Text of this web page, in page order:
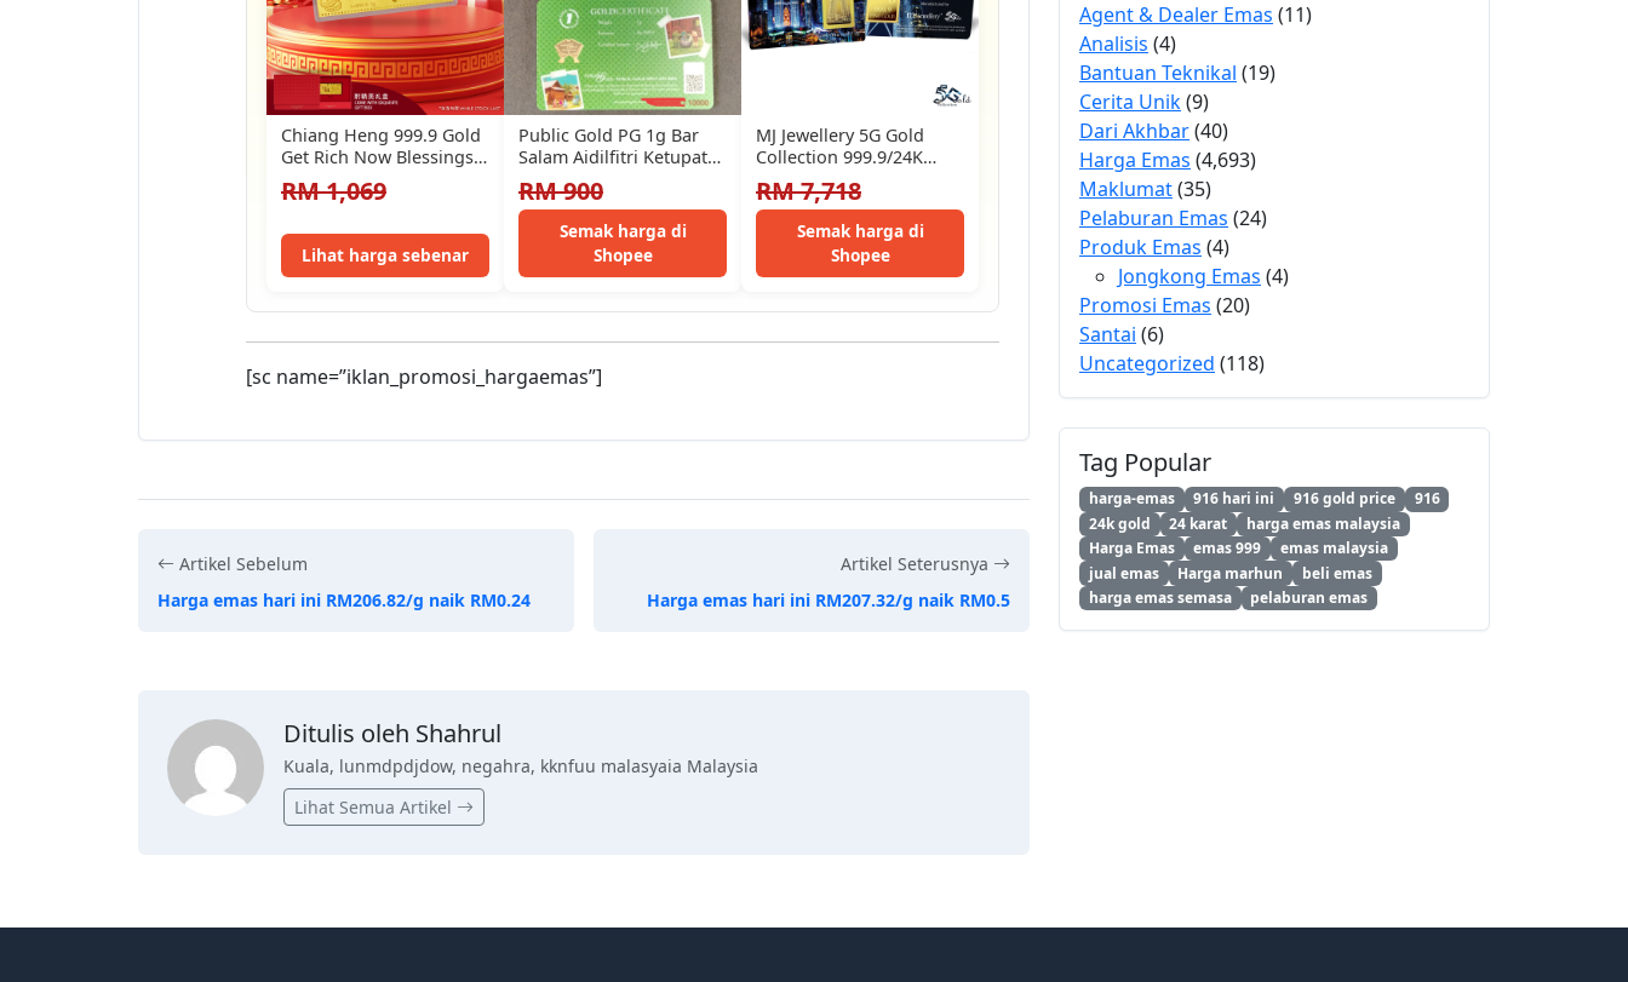
Chiang Heng 999.9 Gold
Get Rich Now Blessings
Premium Gift Gold Bar…
RM 1,069
Lihat harga sebenar
Public Gold PG 1g Bar
Salam Aidilfitri Ketupat
Raya 2026 v1 (Au…
RM 900
Semak harga di
Shopee
MJ Jewellery 5G Gold
Collection 999.9/24K
PETRONAS Twin Towers
Series Gold Bar…
RM 7,718
Semak harga di
Shopee
[sc name=”iklan_promosi_hargaemas”]
Artikel Sebelum
Harga emas hari ini RM206.82/g naik RM0.24
Artikel Seterusnya
Harga emas hari ini RM207.32/g naik RM0.5
Ditulis oleh Shahrul
Kuala, lunmdpdjdow, negahra, kknfuu malasyaia Malaysia
Lihat Semua Artikel
Agent & Dealer Emas (11)
Analisis (4)
Bantuan Teknikal (19)
Cerita Unik(9)
Dari Akhbar(40)
Harga Emas (4,693)
Maklumat(35)
Pelaburan Emas (24)
Produk Emas (4)
Jongkong Emas (4)
Promosi Emas (20)
Santai (6)
Uncategorized (118)
Tag Popular
harga-emas 916 hari ini 916 gold price
916
24k gold
24 karat
harga emas malaysia
Harga Emas
emas 999
emas malaysia
jual emas
Harga marhun
beli emas
harga emas semasa
pelaburan emas